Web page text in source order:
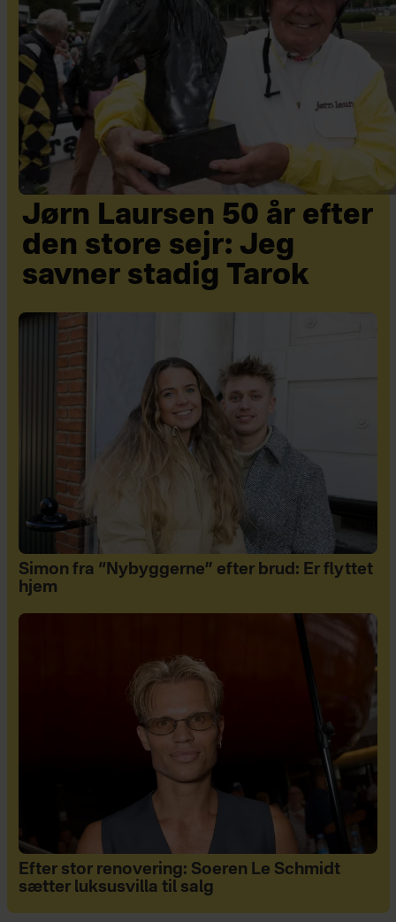
Jørn Laursen 50 år efter
den store sejr: Jeg
savner stadig Tarok
Simon fra “Nybyggerne” efter brud: Er flyttet
hjem
Efter stor renovering: Soeren Le Schmidt
sætter luksusvilla til salg